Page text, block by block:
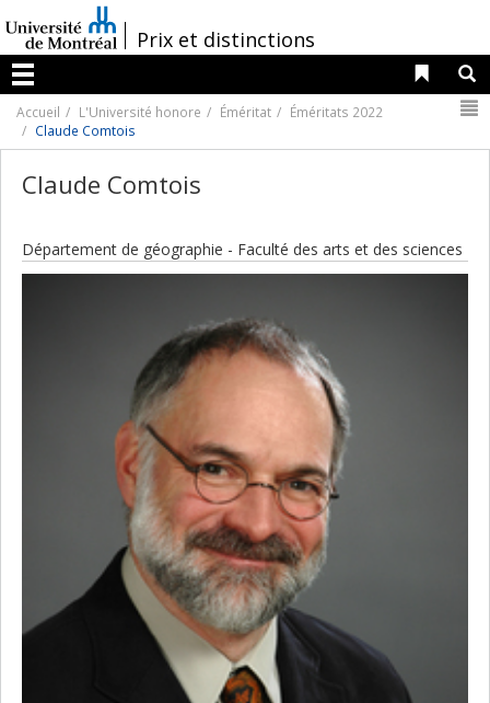
au
contenu
/Prix et distinctions
Menu
Liens
Accueil L'Université honore Éméritat
Éméritats 2022
Claude Comtois
Claude Comtois
Département de géographie - Faculté des arts et des sciences